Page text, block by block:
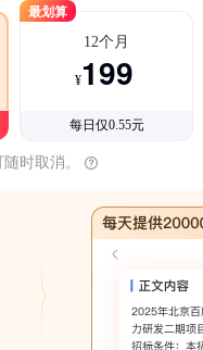
最划算
12个月
¥199
每日仅0.55元
时取消。